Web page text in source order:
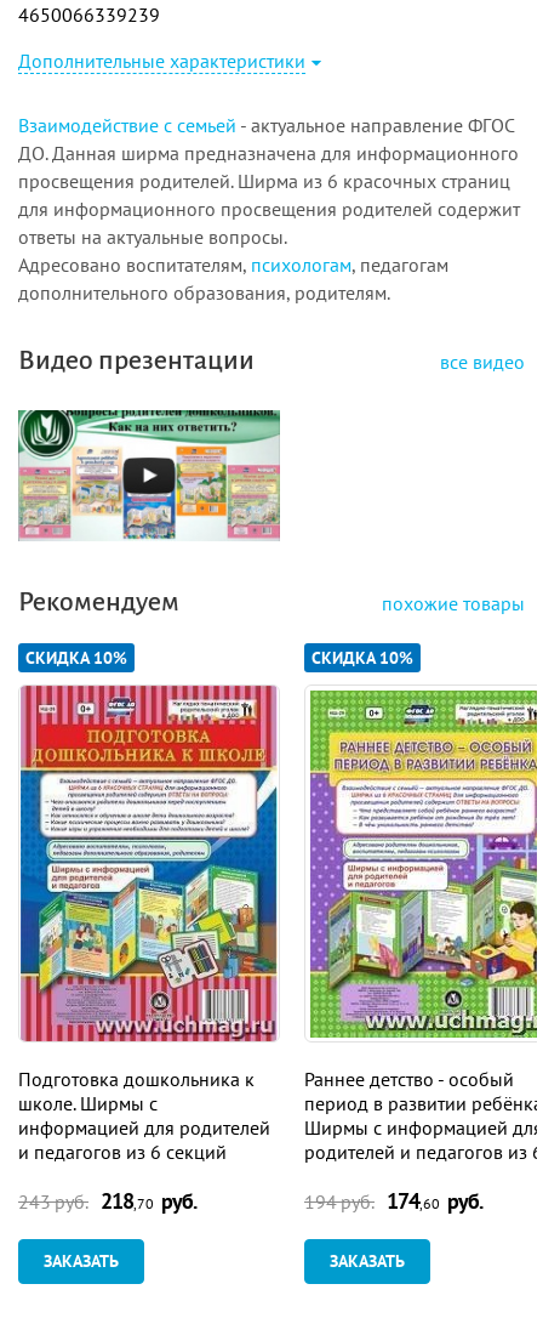
4650066339239
Дополнительные характеристики
Взаимодействие с семьей - актуальное направление ФГОС
ДО. Данная ширма предназначена для информационного
просвещения родителей. Ширма из 6 красочных страниц
для информационного просвещения родителей содержит
ответы на актуальные вопросы.
Адресовано воспитателям, психологам, педагогам
дополнительного образования, родителям.
Видео презентации все видео
Рекомендуем похожие товары
СКИДКА 10%
Подготовка дошкольника к
школе. Ширмы с
информацией для родителей
и педагогов из 6 секций
243 руб. 218,70 руб.
ЗАКАЗАТЬ
СКИДКА 10%
Раннее детство - особый
период в развитии
Ширмы с информацией для
родителей и педагогов из 6
194 руб. 174,60 руб.
ЗАКАЗАТЬ